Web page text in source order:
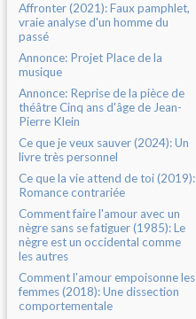
Affronter (2021): Faux pamphlet,
vraie analyse d'un homme du
passé
Annonce: Projet Place de la
musique
Annonce: Reprise de la pièce de
théâtre Cinq ans d'âge de Jean-
Pierre Klein
Ce que je veux sauver (2024): Un
livre très personnel
Ce que la vie attend de toi (2019):
Romance contrariée
Comment faire l'amour avec un
nègre sans se fatiguer (1985): Le
nègre est un occidental comme
les autres
Comment l'amour empoisonne les
femmes (2018): Une dissection
comportementale